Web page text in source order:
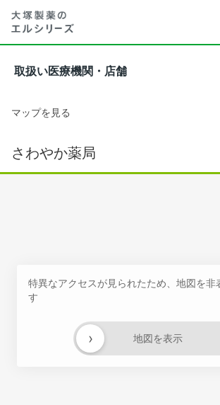
取扱い医療機関・店舗
マップを見る
さわやか薬局
特異なアクセスが見られたため、地図を非
す
地図を表示
›